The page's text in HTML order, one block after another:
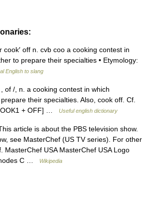
cook′ off n. cvb coo a cooking contest in
to prepare their specialties • Etymology:
English to slang
of /, n. a cooking contest in which
their specialties. Also, cook off. Cf.
+ OFF] …
Useful english dictionary
article is about the PBS television show.
see MasterChef (US TV series). For other
MasterChef USA MasterChef USA Logo
C …
Wikipedia